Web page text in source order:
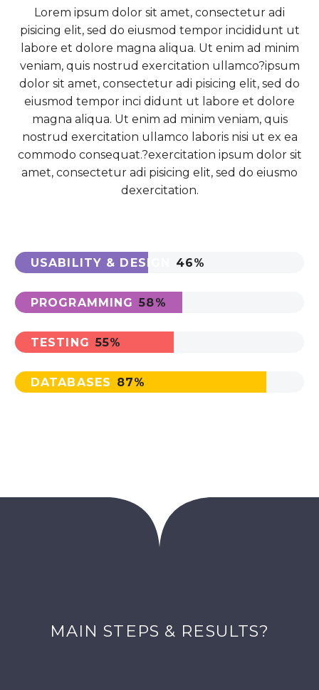
Lorem ipsum dolor sit amet, consectetur adi
pisicing elit, sed do eiusmod tempor incididunt ut
labore et dolore magna aliqua. Ut enim ad minim
veniam, quis nostrud exercitation ullamco?ipsum
dolor sit amet, consectetur adi pisicing elit, sed do
eiusmod tempor inci didunt ut labore et dolore
magna aliqua. Ut enim ad minim veniam, quis
nostrud exercitation ullamco laboris nisi ut ex ea
commodo consequat.?exercitation ipsum dolor sit
amet, consectetur adi pisicing elit, sed do eiusmo
dexercitation.
USABILITY & DESIGN 46%
PROGRAMMING 58%
TESTING 55%
DATABASES 87%
MAIN STEPS & RESULTS?